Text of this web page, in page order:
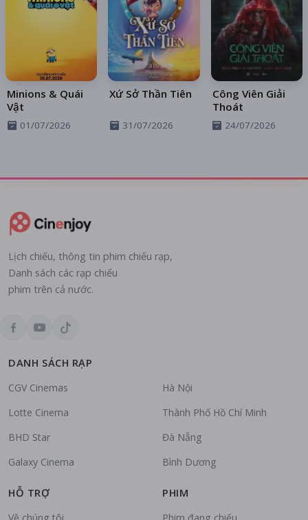
Minions & Quái
Vật
01/07/2026
Xứ Sở Thần Tiên
31/07/2026
Công Viên Giải
Thoát
24/07/2026
Lịch chiếu, thông tin phim chiếu rạp,
Danh sách các rạp chiếu
phim trên cả nước.
DANH SÁCH RẠP
CGV Cinemas
Lotte Cinema
BHD Star
Galaxy Cinema
Hà Nội
Thành Phố Hồ Chí Minh
Đà Nẵng
Bình Dương
HỖ TRỢ PHIM